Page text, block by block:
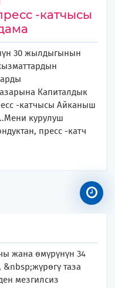
-катчысы
30 жылдыгынын
Капиталдык
-катчысы Айканыш
курулуш
пресс -катч
жана өмүрүнүн 34
таза
мезгилсиз